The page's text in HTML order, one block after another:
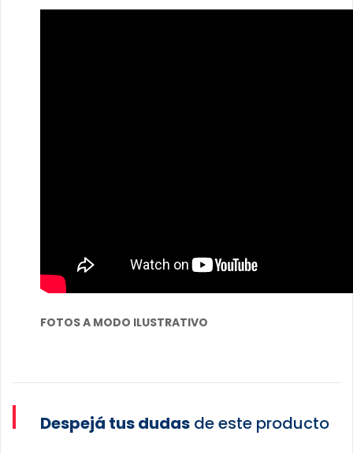
FOTOS A MODO ILUSTRATIVO
Despejá tus dudas de este producto